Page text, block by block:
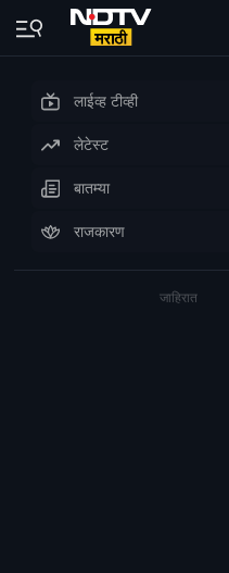
लाईव्ह टीव्ही
लेटेस्ट
बातम्या
राजकारण
जाहिरात